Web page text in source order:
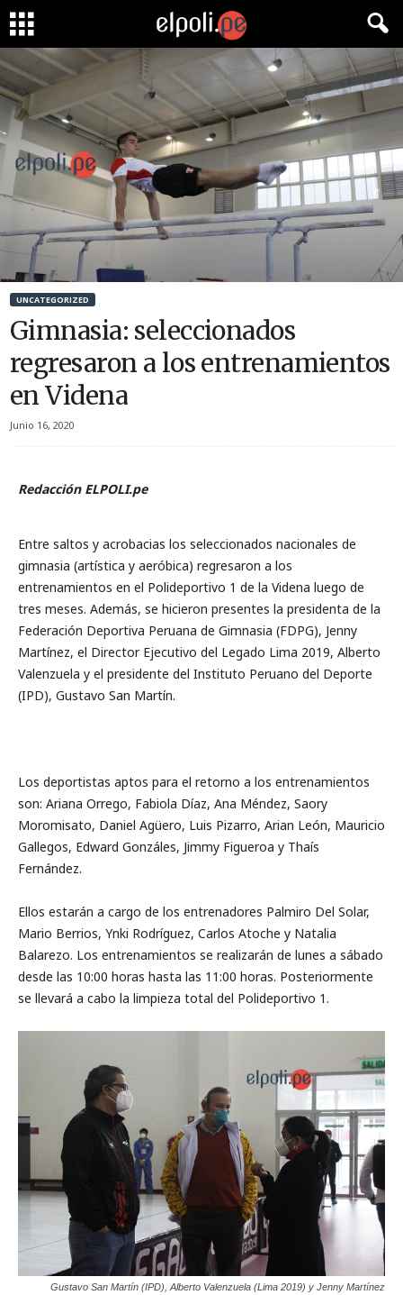
UNCATEGORIZED
Gimnasia: seleccionados
regresaron a los entrenamientos
en Videna
Junio 16, 2020
Redacción ELPOLI.pe
Entre saltos y acrobacias los seleccionados nacionales de
gimnasia (artística y aeróbica) regresaron a los
entrenamientos en el Polideportivo 1 de la Videna luego de
tres meses. Además, se hicieron presentes la presidenta de la
Federación Deportiva Peruana de Gimnasia (FDPG), Jenny
Martínez, el Director Ejecutivo del Legado Lima 2019, Alberto
Valenzuela y el presidente del Instituto Peruano del Deporte
(IPD), Gustavo San Martín.
Los deportistas aptos para el retorno a los entrenamientos
son: Ariana Orrego, Fabiola Díaz, Ana Méndez, Saory
Moromisato, Daniel Agüero, Luis Pizarro, Arian León, Mauricio
Gallegos, Edward Gonzáles, Jimmy Figueroa y Thaís
Fernández.
Ellos estarán a cargo de los entrenadores Palmiro Del Solar,
Mario Berrios, Ynki Rodríguez, Carlos Atoche y Natalia
Balarezo. Los entrenamientos se realizarán de lunes a sábado
desde las 10:00 horas hasta las 11:00 horas. Posteriormente
se llevará a cabo la limpieza total del Polideportivo 1.
Gustavo San Martín (IPD), Alberto Valenzuela (Lima 2019) y Jenny Martínez